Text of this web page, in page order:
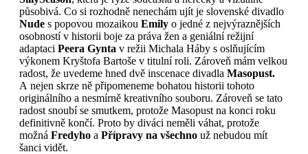
působivá. Co si rozhodně nenechám ujít je slovenské divadlo
Nudes popovou mozaikou Emily o jedné z nejvýraznějších
osobností v historii boje za práva žen a geniální režijní
adaptaci Peera Gynta v režii Michala Háby s oslňujícím
výkonem Kryštofa Bartoše v titulní roli. Zároveň mám velkou
radost, že uvedeme hned dvě inscenace divadla Masopust.
A nejen skrze ně připomeneme bohatou historii tohoto
originálního a nesmírně kreativního souboru. Zároveň se tato
radost snoubí se smutkem, protože Masopust na konci roku
definitivně končí. Proto by diváci neměli váhat, protože
možná Fredyho a Přípravy na všechnouž nebudou mít
šanci vidět.